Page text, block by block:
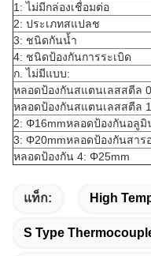
1: ไม่มีกล่องเชื่อมต่อ
2: ประเภทสแปลช
3: ชนิดกันน้ำ
4: ชนิดป้องกันการระเบิด
ก. ไม่มีแบบ:
หลอดป้องกันสแตนเลสสตีล
หลอดป้องกันสแตนเลสสตีล
2: Φ16mmหลอดป้องกันอลูมิ
3: Φ20mmหลอดป้องกันสาร
หลอดป้องกัน 4: Φ25mm
แท็ก: High
S Type